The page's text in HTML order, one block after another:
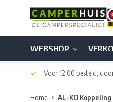
WEBSHOP
Voor 12:00 besteld,
Home AL-KO